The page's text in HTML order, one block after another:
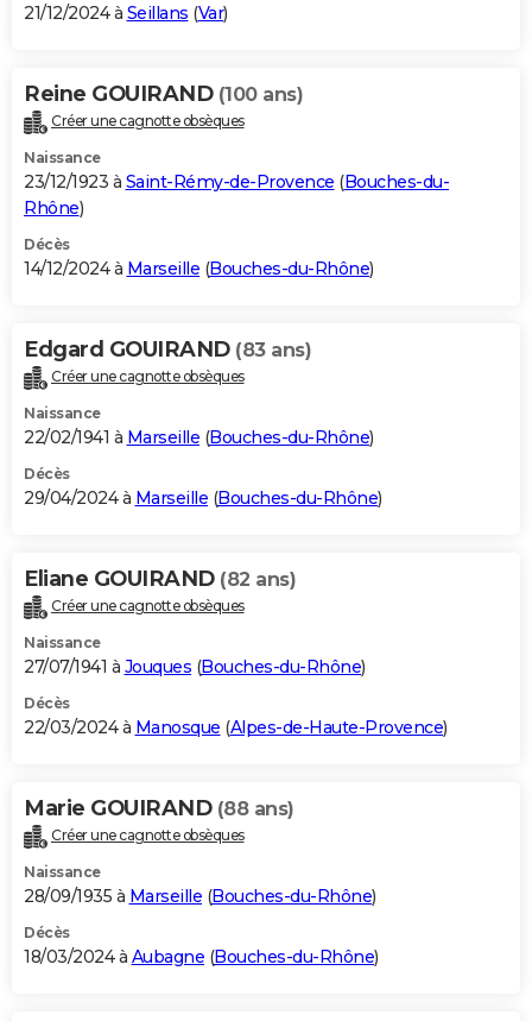
21/12/2024 à Seillans (Var)
Reine GOUIRAND (100 ans)
Créer une cagnotte obsèques
Naissance
23/12/1923 à Saint-Rémy-de-Provence (Bouches-du-
Rhône)
Décès
14/12/2024 à Marseille (Bouches-du-Rhône)
Edgard GOUIRAND (83 ans)
Créer une cagnotte obsèques
Naissance
22/02/1941 à Marseille (Bouches-du-Rhône)
Décès
29/04/2024 à Marseille (Bouches-du-Rhône)
Eliane GOUIRAND (82 ans)
Créer une cagnotte obsèques
Naissance
27/07/1941 à Jouques (Bouches-du-Rhône)
Décès
22/03/2024 à Manosque (Alpes-de-Haute-Provence)
Marie GOUIRAND (88 ans)
Créer une cagnotte obsèques
Naissance
28/09/1935 à Marseille (Bouches-du-Rhône)
Décès
18/03/2024 à Aubagne (Bouches-du-Rhône)